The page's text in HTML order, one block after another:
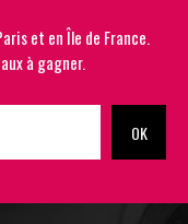
et en Île de France.
à gagner.
OK